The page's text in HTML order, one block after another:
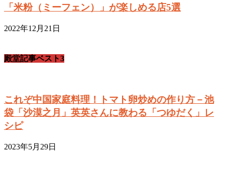
「米粉（ミーフェン）」が楽しめる店5選
2022年12月21日
殿堂記事ベスト3
これぞ中国家庭料理！トマト卵炒めの作り方－池
袋「沙漠之月」英英さんに教わる「つゆだく」レ
シピ
2023年5月29日